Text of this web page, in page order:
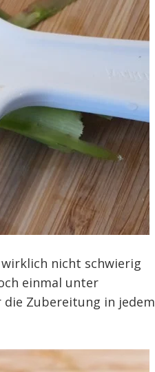
wirklich nicht schwierig
einmal unter
Zubereitung in jedem